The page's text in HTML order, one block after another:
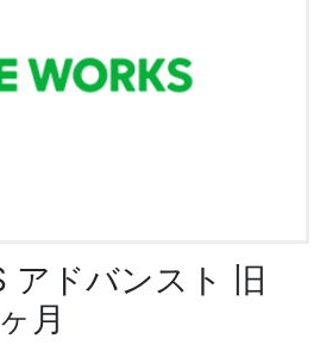
アドバンスト 旧
月